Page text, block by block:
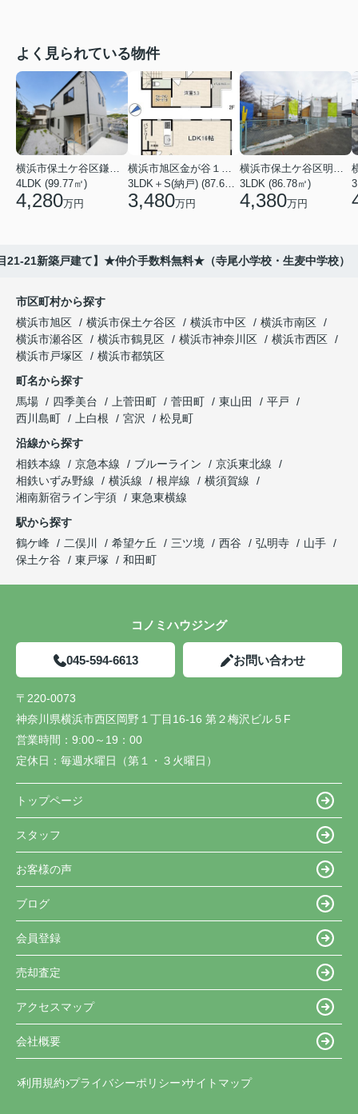
よく見られている物件
横浜市保土ケ谷区鎌谷町
4LDK (99.77㎡)
4,280万円
横浜市旭区金が谷１丁目
3LDK＋S(納戸) (87.61㎡)
3,480万円
横浜市保土ケ谷区明神台
3LDK (86.78㎡)
4,380万円
21-21新築戸建て】★仲介手数料無料★（寺尾小学校・生麦中学校）
市区町村から探す
横浜市旭区
横浜市保土ケ谷区 横浜市中区
横浜市南区
横浜市瀬谷区
横浜市鶴見区 横浜市神奈川区
横浜市西区
横浜市戸塚区
横浜市都筑区
町名から探す
馬場
四季美台 上菅田町 菅田町 東山田
平戸
西川島町
上白根 宮沢
松見町
沿線から探す
相鉄本線
京急本線 ブルーライン
京浜東北線
相鉄いずみ野線
横浜線 根岸線
横須賀線
湘南新宿ライン宇須
東急東横線
駅から探す
鶴ケ峰
二俣川 希望ケ丘 三ツ境 西谷 弘明寺
山手
保土ケ谷
東戸塚 和田町
コノミハウジング
045-594-6613 お問い合わせ
〒220-0073
神奈川県横浜市西区岡野１丁目16-16 第２梅沢ビル５F
営業時間： 9:00～19：00
定休日： 毎週水曜日（第１・３火曜日）
トップページ
スタッフ
お客様の声
ブログ
会員登録
売却査定
アクセスマップ
会社概要
利用規約 プライバシーポリシー サイトマップ